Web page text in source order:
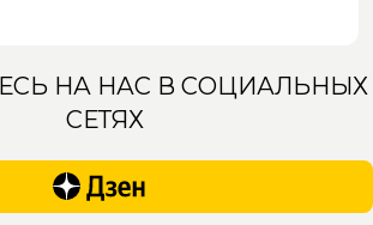
НА НАС В СОЦИАЛЬНЫХ
СЕТЯХ